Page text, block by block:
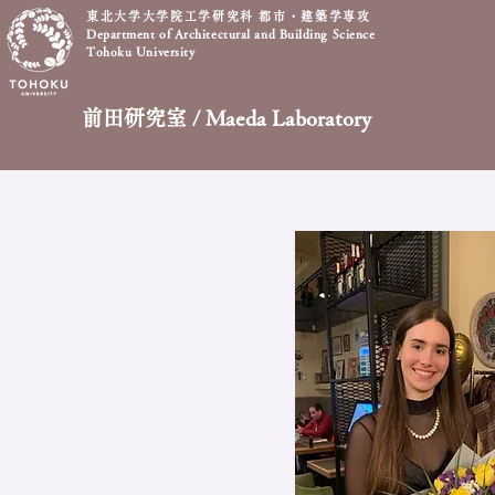
東北大学大学院工学研究科 都市・建築学専攻
Department of Architectural and Building Science
Tohoku University
前田研究室 / Maeda Laboratory